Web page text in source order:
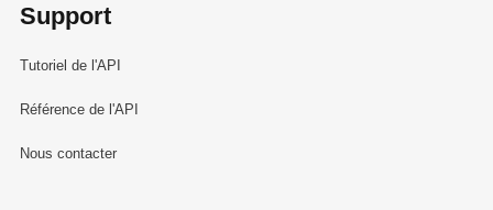
Support
Tutoriel de l'API
Référence de l'API
Nous contacter